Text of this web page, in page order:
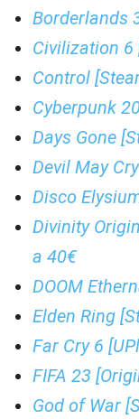
Borderlands
Civilization 6
Control
Cyberpunk
Days Gone
Devil May
Disco
Divinity
a 40€
DOOM
Elden Ring
Far Cry 6
FIFA 23
God of War